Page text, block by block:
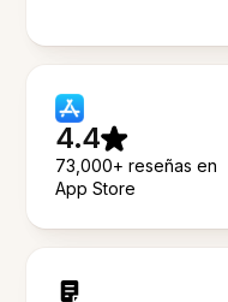
4.4
73,000+ reseñas en
App Store